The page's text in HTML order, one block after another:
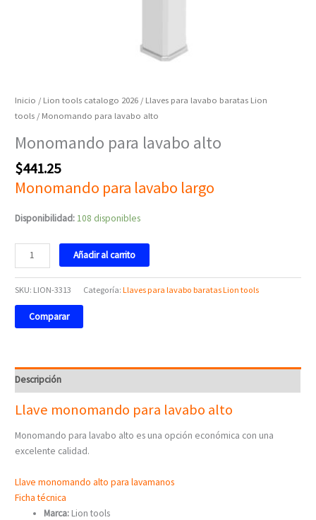
Inicio / Lion tools catalogo 2026 / Llaves para lavabo baratas Lion
tools / Monomando para lavabo alto
Monomando para lavabo alto
$441.25
Monomando para lavabo largo
Disponibilidad:108 disponibles
Añadir al carrito
SKU: LION-3313 Categoría:Llaves para lavabo baratas Lion tools
Comparar
Descripción
Llave monomando para lavabo alto
Monomando para lavabo alto es una opción económica con una
excelente calidad.
Llave monomando alto para lavamanos
Ficha técnica
Marca: Lion tools